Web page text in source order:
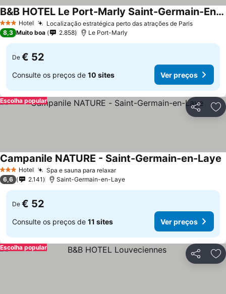
3 EstrelasHotel Localização estratégica perto das atrações de ParisVer
B&B HOTEL Le Port-Marly Saint-Germain-En-Laye
Ver preços
8,3 Muito boa 2.858 Le Port-Marly
De € 52
Consulte os preços de 10 sites Ver preços
Partilhar
Escolha popular
3 EstrelasHotel Spa e sauna para relaxarVer preços
Campanile NATURE - Saint-Germain-en-Laye
6,6 2.141 Saint-Germain-en-Laye
De € 52
Consulte os preços de 11 sites Ver preços
Partilhar
Escolha popular